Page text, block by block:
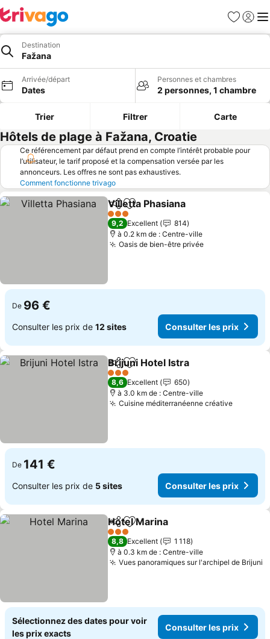
Favoris
Se
Destination
Fažana
Arrivée/départ
Dates
Personnes et chambres
2 personnes, 1 chambre
Trier Filtrer Carte
Hôtels de plage à Fažana, Croatie
Ce référencement par défaut prend en compte l’intérêt probable pour
l’utilisateur, le tarif proposé et la compensation versée par les
annonceurs. Les offres ne sont pas exhaustives.
Comment fonctionne trivago
PartagerAjouter à mes favoris
Villetta Phasiana
3 Étoiles
9,2 Excellent
814
à 0.2 km de : Centre-ville
Oasis de bien-être privéeConsulter les
De 96 €
Consulter les prix de 12 sites Consulter les prix
PartagerAjouter à mes favoris
Brijuni Hotel Istra
3 Étoiles
8,6 Excellent
650
à 3.0 km de : Centre-ville
Cuisine méditerranéenne créative
De 141 €
Consulter les prix de 5 sites Consulter les prix
PartagerAjouter à mes favoris
Hotel Marina
3 Étoiles
8,8 Excellent
1 118
à 0.3 km de : Centre-ville
Vues panoramiques sur l'archipel de Brijuni
Sélectionnez des dates pour voir
les prix exacts
Consulter les prix